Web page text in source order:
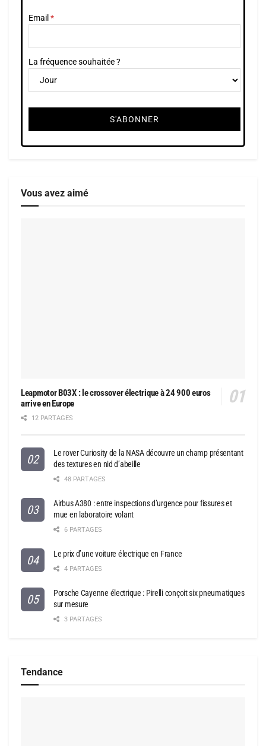
Email
La fréquence souhaitée ?
Vous avez aimé
Leapmotor B03X : le crossover électrique à 24 900 euros
arrive en Europe
12 PARTAGES
Le rover Curiosity de la NASA découvre un champ présentant
des textures en nid d’abeille
48 PARTAGES
Airbus A380 : entre inspections d’urgence pour fissures et
mue en laboratoire volant
6 PARTAGES
Le prix d’une voiture électrique en France
4 PARTAGES
Porsche Cayenne électrique : Pirelli conçoit six pneumatiques
sur mesure
3 PARTAGES
Tendance